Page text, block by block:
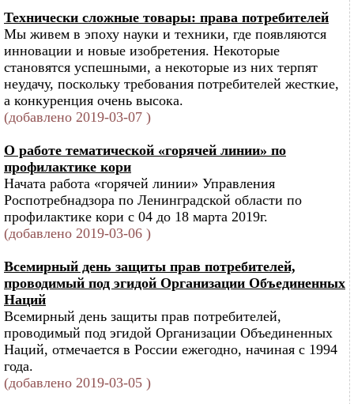
Технически сложные товары: права потребителей
Мы живем в эпоху науки и техники, где появляются
инновации и новые изобретения. Некоторые
становятся успешными, а некоторые из них терпят
неудачу, поскольку требования потребителей жесткие,
а конкуренция очень высока.
(добавлено 2019-03-07 )
О работе тематической «горячей линии» по
профилактике кори
Начата работа «горячей линии» Управления
Роспотребнадзора по Ленинградской области по
профилактике кори с 04 до 18 марта 2019г.
(добавлено 2019-03-06 )
Всемирный день защиты прав потребителей,
проводимый под эгидой Организации Объединенных
Наций
Всемирный день защиты прав потребителей,
проводимый под эгидой Организации Объединенных
Наций, отмечается в России ежегодно, начиная с 1994
года.
(добавлено 2019-03-05 )